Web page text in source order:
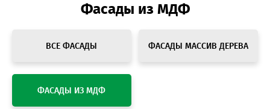
Фасады из МДФ
ВСЕ ФАСАДЫ ФАСАДЫ МАССИВ ДЕРЕВА
ФАСАДЫ ИЗ МДФ